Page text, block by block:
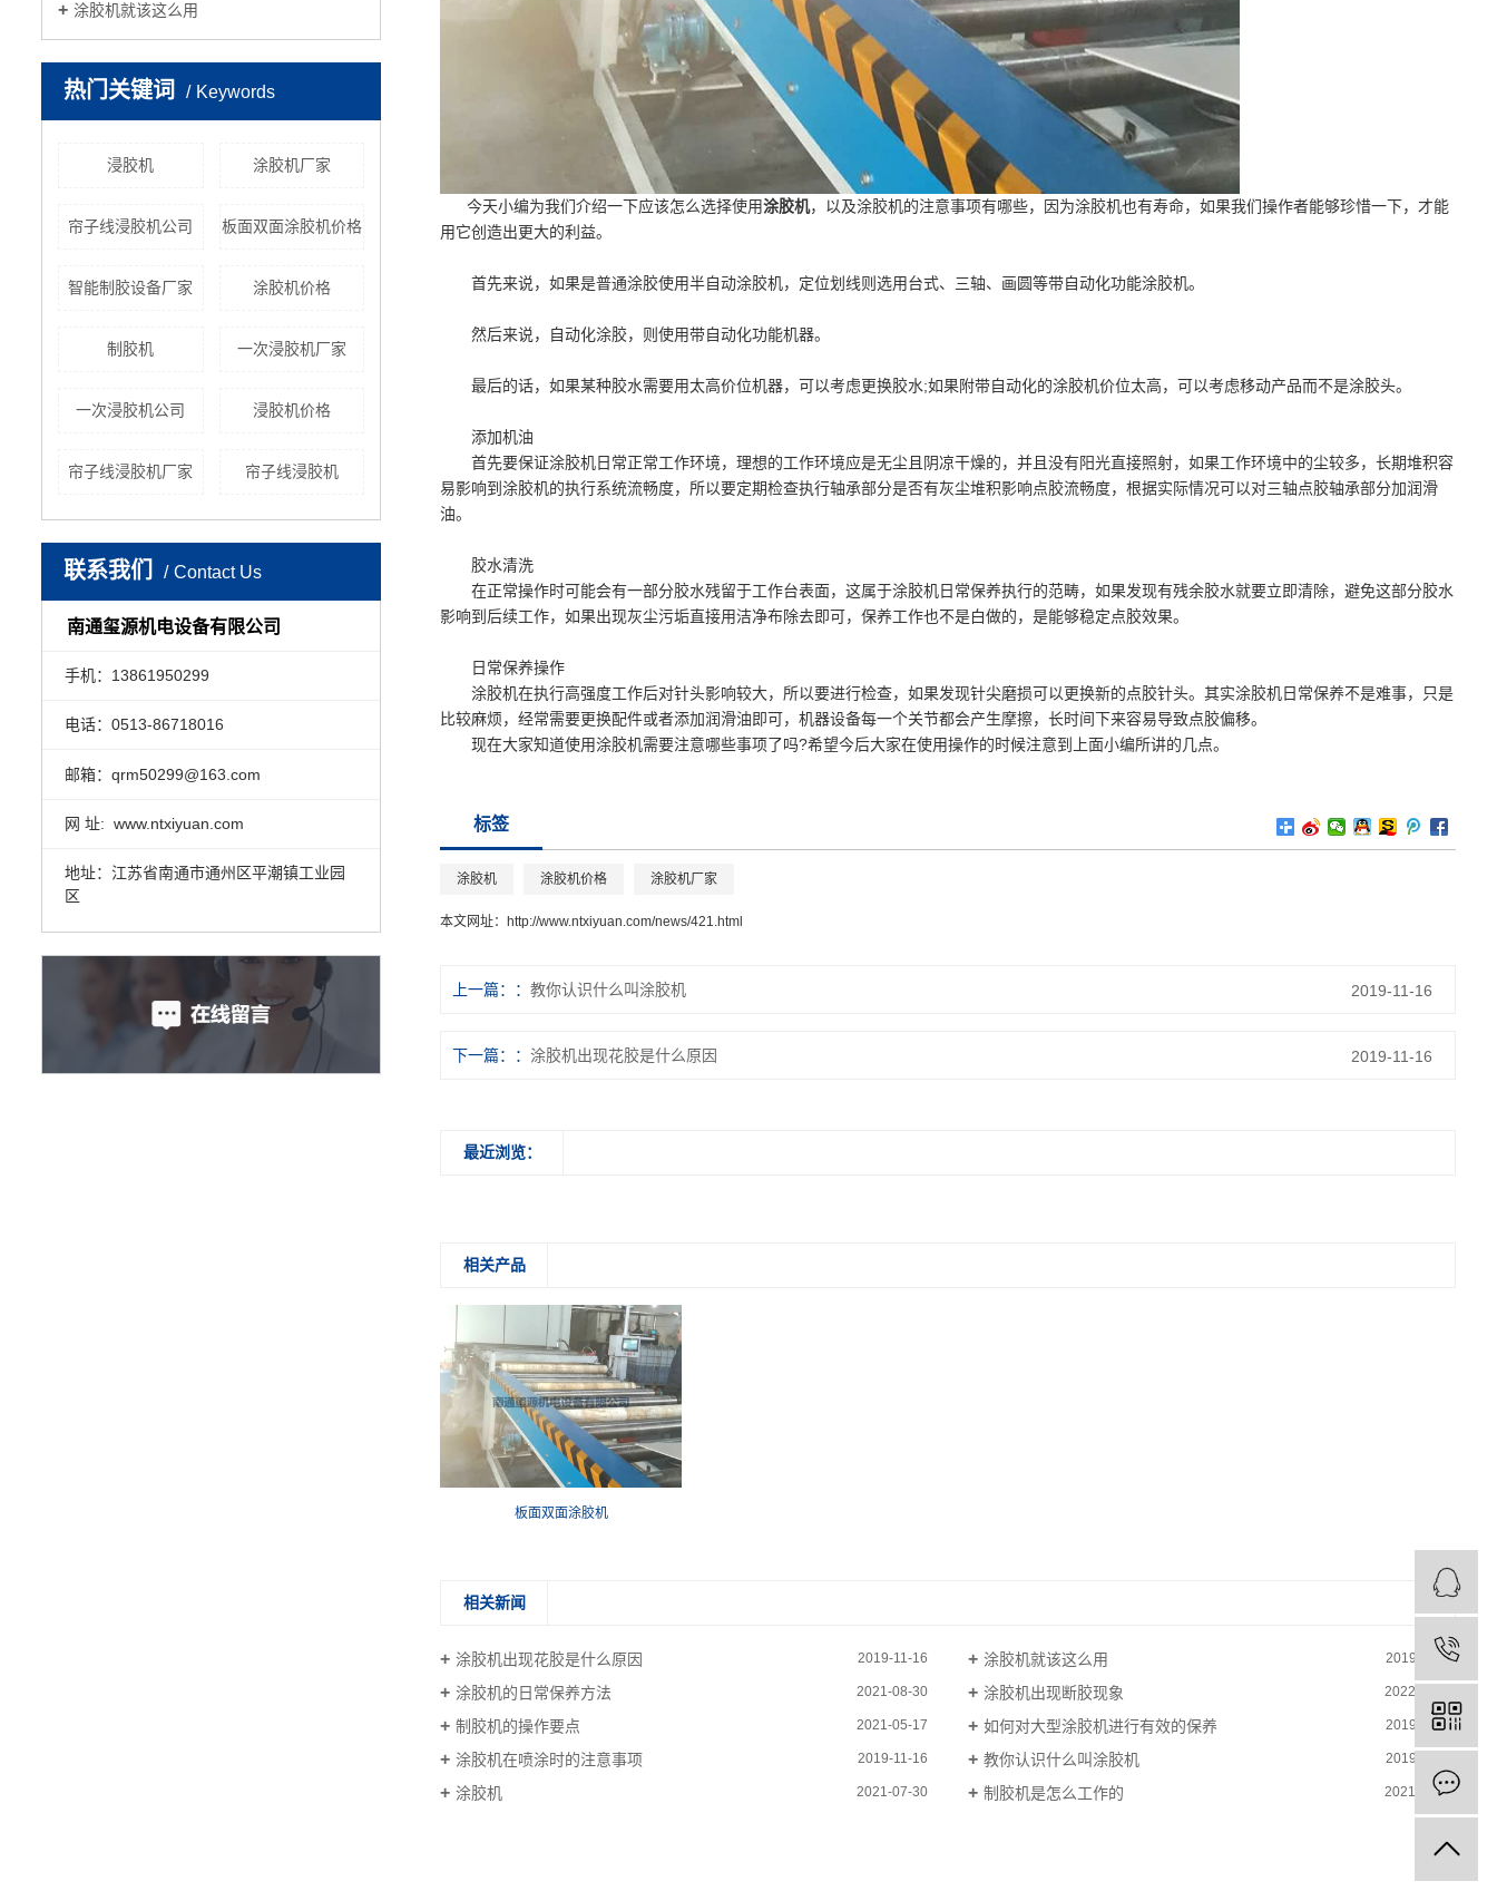
涂胶机就该这么用
热门关键词 Keywords
浸胶机 涂胶机厂家
帘子线浸胶机公司 板面双面涂胶机价格
智能制胶设备厂家 涂胶机价格
制胶机 一次浸胶机厂家
一次浸胶机公司 浸胶机价格
帘子线浸胶机厂家 帘子线浸胶机
联系我们 Contact Us
南通玺源机电设备有限公司
手机：13861950299
电话：0513-86718016
邮箱：qrm50299@163.com
网 址: www.ntxiyuan.com
地址：江苏省南通市通州区平潮镇工业园
区
今天小编为我们介绍一下应该怎么选择使用涂胶机，以及涂胶机的注意事项有哪些，因为涂胶机也有寿命，如果我们操作者能够珍惜一下，才能
用它创造出更大的利益。
首先来说，如果是普通涂胶使用半自动涂胶机，定位划线则选用台式、三轴、画圆等带自动化功能涂胶机。
然后来说，自动化涂胶，则使用带自动化功能机器。
最后的话，如果某种胶水需要用太高价位机器，可以考虑更换胶水;如果附带自动化的涂胶机价位太高，可以考虑移动产品而不是涂胶头。
添加机油
首先要保证涂胶机日常正常工作环境，理想的工作环境应是无尘且阴凉干燥的，并且没有阳光直接照射，如果工作环境中的尘较多，长期堆积容
易影响到涂胶机的执行系统流畅度，所以要定期检查执行轴承部分是否有灰尘堆积影响点胶流畅度，根据实际情况可以对三轴点胶轴承部分加润滑
油。
胶水清洗
在正常操作时可能会有一部分胶水残留于工作台表面，这属于涂胶机日常保养执行的范畴，如果发现有残余胶水就要立即清除，避免这部分胶水
影响到后续工作，如果出现灰尘污垢直接用洁净布除去即可，保养工作也不是白做的，是能够稳定点胶效果。
日常保养操作
涂胶机在执行高强度工作后对针头影响较大，所以要进行检查，如果发现针尖磨损可以更换新的点胶针头。其实涂胶机日常保养不是难事，只是
比较麻烦，经常需要更换配件或者添加润滑油即可，机器设备每一个关节都会产生摩擦，长时间下来容易导致点胶偏移。
现在大家知道使用涂胶机需要注意哪些事项了吗?希望今后大家在使用操作的时候注意到上面小编所讲的几点。
标签
涂胶机 涂胶机价格 涂胶机厂家
本文网址： http://www.ntxiyuan.com/news/421.html
上一篇： 教你认识什么叫涂胶机 2019-11-16
下一篇： 涂胶机出现花胶是什么原因 2019-11-16
最近浏览：
相关产品
板面双面涂胶机
相关新闻
涂胶机出现花胶是什么原因 2019-11-16 涂胶机就该这么用 2019-11-16
涂胶机的日常保养方法 2021-08-30 涂胶机出现断胶现象 2022-03-16
制胶机的操作要点 2021-05-17 如何对大型涂胶机进行有效的保养 2019-11-16
涂胶机在喷涂时的注意事项 2019-11-16 教你认识什么叫涂胶机 2019-11-16
涂胶机 2021-07-30 制胶机是怎么工作的 2021-10-30